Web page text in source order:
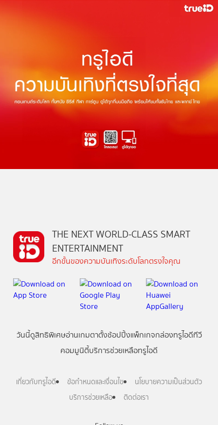
THE NEXT WORLD-CLASS SMART
ENTERTAINMENT
อีกขั้นของความบันเทิงระดับโลกตรงใจคุณ
วันนี้ดูสิทธิพิเศษอ่านเกมตาตั้งช้อปปิ้งแพ็กเกจกล่องทรูไอดีทีวี
คอมมูนิตี้บริการช่วยเหลือทรูไอดี
เกี่ยวกับทรูไอดี ข้อกำหนดและเงื่อนไข
นโยบายความเป็นส่วนตัว
บริการช่วยเหลือ
ติดต่อเรา